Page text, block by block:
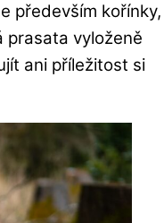
především kořínky,
prasata vyloženě
ani příležitost si